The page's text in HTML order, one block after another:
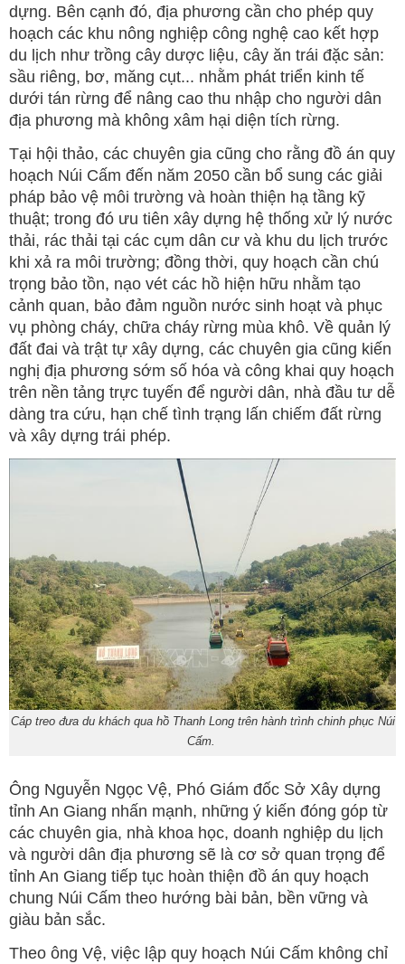
dựng. Bên cạnh đó, địa phương cần cho phép quy
hoạch các khu nông nghiệp công nghệ cao kết hợp
du lịch như trồng cây dược liệu, cây ăn trái đặc sản:
sầu riêng, bơ, măng cụt... nhằm phát triển kinh tế
dưới tán rừng để nâng cao thu nhập cho người dân
địa phương mà không xâm hại diện tích rừng.
Tại hội thảo, các chuyên gia cũng cho rằng đồ án quy
hoạch Núi Cấm đến năm 2050 cần bổ sung các giải
pháp bảo vệ môi trường và hoàn thiện hạ tầng kỹ
thuật; trong đó ưu tiên xây dựng hệ thống xử lý nước
thải, rác thải tại các cụm dân cư và khu du lịch trước
khi xả ra môi trường; đồng thời, quy hoạch cần chú
trọng bảo tồn, nạo vét các hồ hiện hữu nhằm tạo
cảnh quan, bảo đảm nguồn nước sinh hoạt và phục
vụ phòng cháy, chữa cháy rừng mùa khô. Về quản lý
đất đai và trật tự xây dựng, các chuyên gia cũng kiến
nghị địa phương sớm số hóa và công khai quy hoạch
trên nền tảng trực tuyến để người dân, nhà đầu tư dễ
dàng tra cứu, hạn chế tình trạng lấn chiếm đất rừng
và xây dựng trái phép.
Cáp treo đưa du khách qua hồ Thanh Long trên hành trình chinh phục Núi
Cấm.
Ông Nguyễn Ngọc Vệ, Phó Giám đốc Sở Xây dựng
tỉnh An Giang nhấn mạnh, những ý kiến đóng góp từ
các chuyên gia, nhà khoa học, doanh nghiệp du lịch
và người dân địa phương sẽ là cơ sở quan trọng để
tỉnh An Giang tiếp tục hoàn thiện đồ án quy hoạch
chung Núi Cấm theo hướng bài bản, bền vững và
giàu bản sắc.
Theo ông Vệ, việc lập quy hoạch Núi Cấm không chỉ